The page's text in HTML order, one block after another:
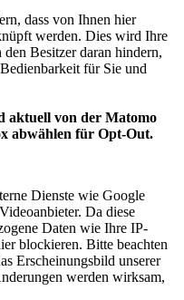
dass von Ihnen hier
werden. Dies wird Ihre
Besitzer daran hindern,
für Sie und
aktuell von der Matomo
abwählen für Opt-Out.
Dienste wie Google
Da diese
Daten wie Ihre IP-
blockieren. Bitte beachten
Erscheinungsbild unserer
werden wirksam,